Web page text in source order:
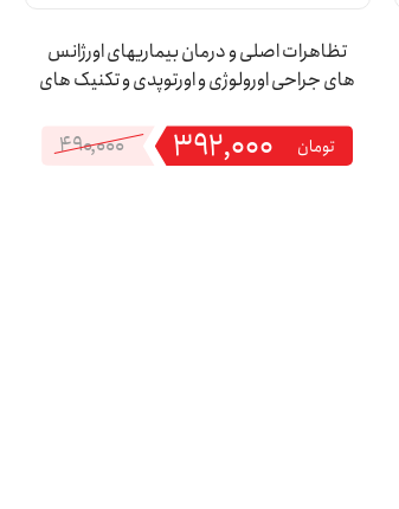
تظاهرات اصلی و درمان بیماریهای اورژانس
های جراحی اورولوژی و اورتوپدی و تکنیک های
۴۹۰,۰۰۰
قیمت
۳۹۲,۰۰۰ تومان
قیمت